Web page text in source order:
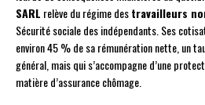
SARL relève du régime destravailleurs
Sécurité sociale des indépendants. Ses
environ 45 % de sa rémunération nette, un
général, mais qui s’accompagne d’une
matière d’assurance chômage.